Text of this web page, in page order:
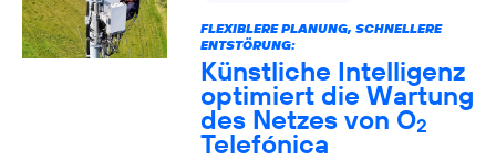
FLEXIBLERE PLANUNG, SCHNELLERE
ENTSTÖRUNG:
Künstliche Intelligenz
optimiert die Wartung
des Netzes von O2
Telefónica